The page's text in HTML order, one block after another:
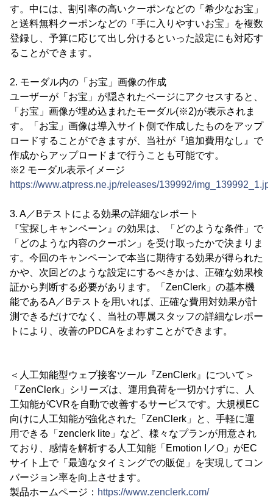
す。中には、割引率の高いクーポンなどの「希少なお宝」
と送料無料クーポンなどの「手に入りやすいお宝」を複数
登録し、予算に応じて出し分けるといった設定にも対応す
ることができます。
2. モーダル内の「お宝」画像の作成
ユーザーが「お宝」が隠されたページにアクセスすると、
「お宝」画像が埋め込まれたモーダル(※2)が表示されま
す。「お宝」画像は導入サイト側で作成したものをアップ
ロードすることができますが、当社が『追加費用なし』で
作成からアップロードまで行うことも可能です。
※2 モーダル表示イメージ
https://www.atpress.ne.jp/releases/139992/
3. A／Bテストによる効果の詳細なレポート
『宝探しキャンペーン』の効果は、「どのような条件」で
「どのような内容のクーポン」を受け取ったかで決まりま
す。今回のキャンペーンで本当に期待する効果が得られた
かや、次回どのような設定にするべきかは、正確な効果検
証から判断する必要があります。「ZenClerk」の基本機
能であるA／Bテストを用いれば、正確な費用対効果が計
測できるだけでなく、当社の専属スタッフの詳細なレポー
トにより、改善のPDCAをまわすことができます。
＜人工知能型ウェブ接客ツール『ZenClerk』について＞
「ZenClerk」シリーズは、運用負荷を一切かけずに、人
工知能がCVRを自動で改善するサービスです。大規模EC
向けに人工知能が強化された「ZenClerk」と、手軽に運
用できる「zenclerk lite」など、様々なプランが用意され
ており、感情を解析する人工知能「Emotion I／O」がEC
サイト上で「最適なタイミングでの販促」を実現してコン
バージョン率を向上させます。
製品ホームページ： https://www.zenclerk.com/